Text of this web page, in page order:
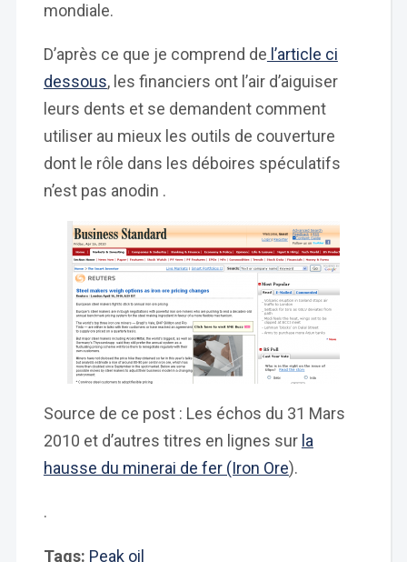
mondiale.
D’après ce que je comprend de l’article ci
dessous, les financiers ont l’air d’aiguiser
leurs dents et se demandent comment
utiliser au mieux les outils de couverture
dont le rôle dans les déboires spéculatifs
n’est pas anodin .
Source de ce post : Les échos du 31 Mars
2010 et d’autres titres en lignes sur la
hausse du minerai de fer (Iron Ore).
.
Tags: Peak oil